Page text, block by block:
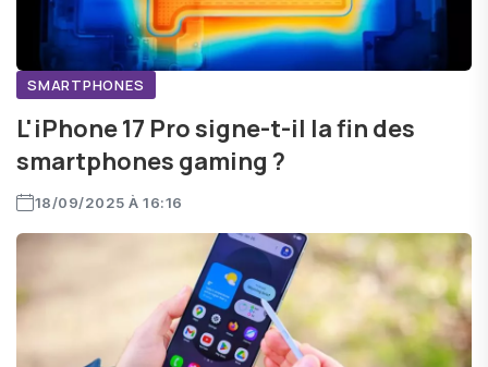
SMARTPHONES
L'iPhone 17 Pro signe-t-il la fin des
smartphones gaming ?
18/09/2025 À 16:16